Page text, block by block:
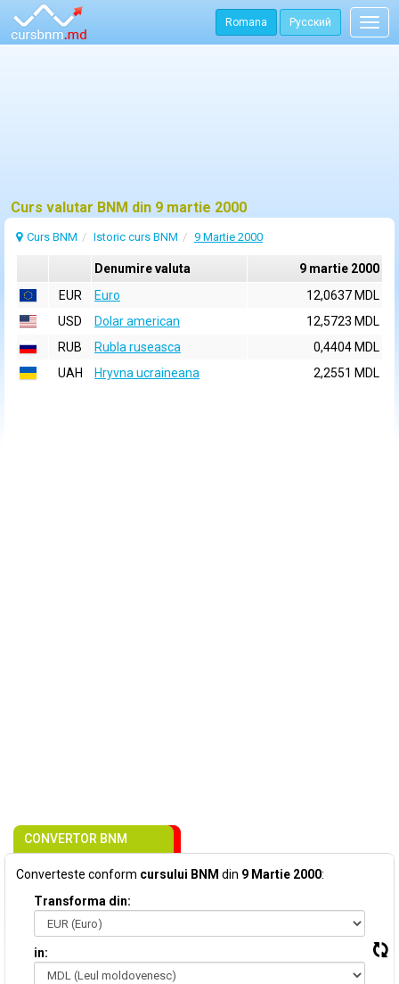
Romana Русский
Curs valutar BNM din 9 martie 2000
Curs BNM Istoric curs BNM 9 Martie 2000
Denumire valuta
9 martie 2000
EUR
Euro
12,0637 MDL
USD
Dolar american
12,5723 MDL
RUB
Rubla ruseasca
0,4404 MDL
UAH
Hryvna ucraineana 2,2551 MDL
CONVERTOR BNM
Converteste conform cursului BNM din 9 Martie 2000:
Transforma din:
in: